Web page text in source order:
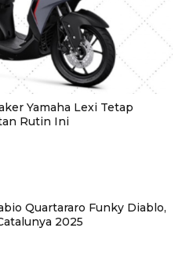
Yamaha Lexi Tetap
Rutin Ini
Quartararo Funky Diablo,
2025